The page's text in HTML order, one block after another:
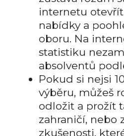
internetu
nabídky a
oboru. Na
statistiku
absolventů
Pokud si nejsi
výběru, můžeš
odložit a prožít
zahraničí, nebo
zkušenosti,